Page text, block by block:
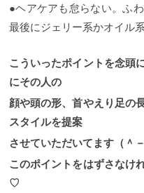
●ヘアケアも怠らない。ふ
最後にジェリー系かオイル
こういったポイントを念頭
にその人の
顔や頭の形、首やえり足の
スタイルを提案
させていただいてます（＾－
このポイントをはずさなけ
♡